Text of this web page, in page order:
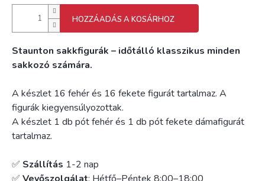
HOZZÁADÁS A KOSÁRHOZ
Staunton sakkfigurák – időtálló klasszikus minden
sakkozó számára.
A készlet 16 fehér és 16 fekete figurát tartalmaz. A
figurák kiegyensúlyozottak.
A készlet 1 db pót fehér és 1 db pót fekete dámafigurát
tartalmaz.
✅ Szállítás 1-2 nap
✅ Vevőszolgálat: Hétfő–Péntek 8:00–18:00